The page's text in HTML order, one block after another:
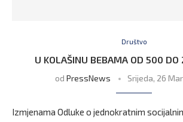
Društvo
U KOLAŠINU BEBAMA OD 500
od PressNews Srijeda, 26
Izmjenama Odluke o jednokratnim